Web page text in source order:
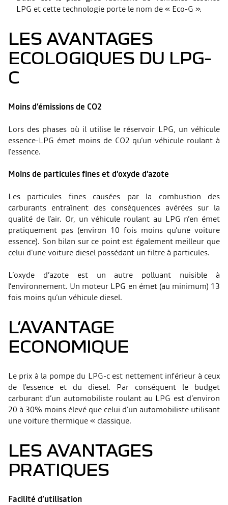
LPG et cette technologie porte le nom de « Eco-G ».
LES AVANTAGES
ECOLOGIQUES DU LPG-
C
Moins d’émissions de CO2
Lors des phases où il utilise le réservoir LPG, un véhicule
essence-LPG émet moins de CO2 qu’un véhicule roulant à
l’essence.
Moins de particules fines et d’oxyde d’azote
Les particules fines causées par la combustion des
carburants entraînent des conséquences avérées sur la
qualité de l’air. Or, un véhicule roulant au LPG n’en émet
pratiquement pas (environ 10 fois moins qu’une voiture
essence). Son bilan sur ce point est également meilleur que
celui d’une voiture diesel possédant un filtre à particules.
L’oxyde d’azote est un autre polluant nuisible à
l’environnement. Un moteur LPG en émet (au minimum) 13
fois moins qu’un véhicule diesel.
L‘AVANTAGE
ECONOMIQUE
Le prix à la pompe du LPG-c est nettement inférieur à ceux
de l’essence et du diesel. Par conséquent le budget
carburant d’un automobiliste roulant au LPG est d’environ
20 à 30% moins élevé que celui d’un automobiliste utilisant
une voiture thermique « classique.
LES AVANTAGES
PRATIQUES
Facilité d’utilisation